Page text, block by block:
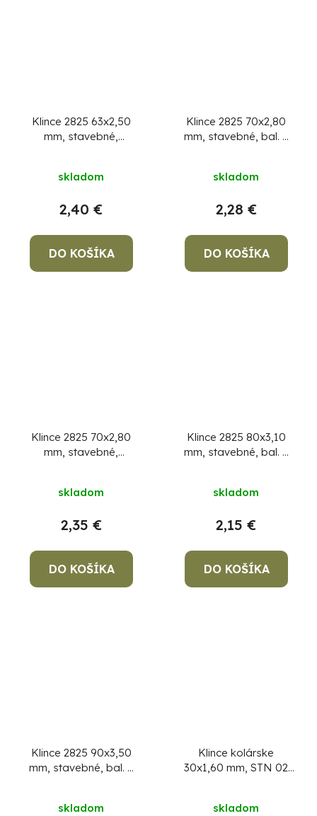
Klince 2825 63x2,50
mm, stavebné,
skladom
2,40 €
DO KOŠÍKA
Klince 2825 70x2,80
mm, stavebné, bal. 5
skladom
2,28 €
DO KOŠÍKA
Klince 2825 70x2,80
mm, stavebné,
skladom
2,35 €
DO KOŠÍKA
Klince 2825 80x3,10
mm, stavebné, bal. 5
skladom
2,15 €
DO KOŠÍKA
Klince 2825 90x3,50
mm, stavebné, bal. 5
skladom
Klince kolárske
30x1,60 mm, STN 02
skladom